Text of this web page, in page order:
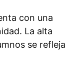
con una
La alta
se refleja